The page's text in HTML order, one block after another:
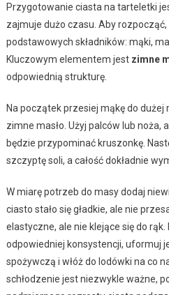
Przygotowanie ciasta na tarteletki
zajmuje dużo czasu. Aby
podstawowych składników: mąki,
Kluczowym elementem jest zimne
odpowiednią strukturę.
Na początek przesiej mąkę do
zimne masło. Użyj palców lub noża,
będzie przypominać kruszonkę.
szczyptę soli, a całość dokładnie
W miarę potrzeb do masy dodaj
ciasto stało się gładkie, ale nie
elastyczne, ale nie klejące się do
odpowiedniej konsystencji, uformuj
spożywczą i włóż do lodówki na co
schłodzenie jest niezwykle ważne,